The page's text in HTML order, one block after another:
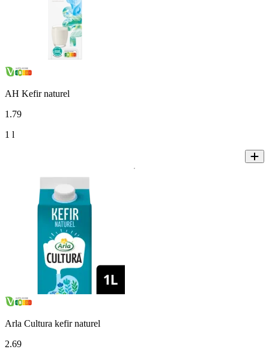
AH Kefir naturel
1 .79
1 l
Arla Cultura kefir naturel
2.69